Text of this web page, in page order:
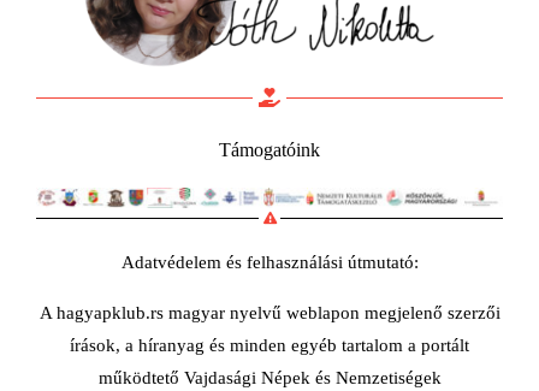
Támogatóink
Adatvédelem és felhasználási útmutató:
A hagyapklub.rs magyar nyelvű weblapon megjelenő szerzői
írások, a híranyag és minden egyéb tartalom a portált
működtető Vajdasági Népek és Nemzetiségek